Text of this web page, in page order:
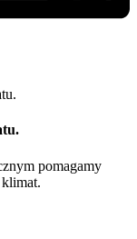
pomagamy